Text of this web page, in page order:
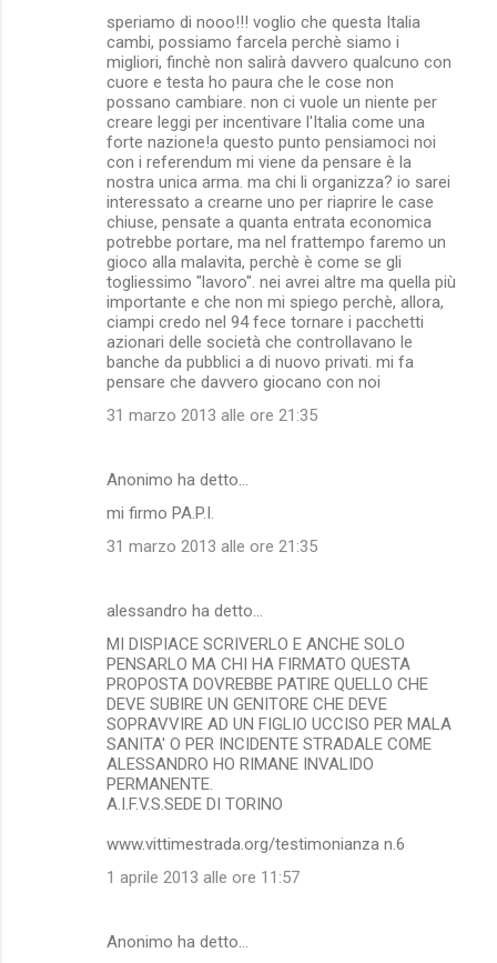
speriamo di nooo!!! voglio che questa Italia
cambi, possiamo farcela perchè siamo i
migliori, finchè non salirà davvero qualcuno con
cuore e testa ho paura che le cose non
possano cambiare. non ci vuole un niente per
creare leggi per incentivare l'Italia come una
forte nazione!a questo punto pensiamoci noi
con i referendum mi viene da pensare è la
nostra unica arma. ma chi li organizza? io sarei
interessato a crearne uno per riaprire le case
chiuse, pensate a quanta entrata economica
potrebbe portare, ma nel frattempo faremo un
gioco alla malavita, perchè è come se gli
togliessimo "lavoro". nei avrei altre ma quella più
importante e che non mi spiego perchè, allora,
ciampi credo nel 94 fece tornare i pacchetti
azionari delle società che controllavano le
banche da pubblici a di nuovo privati. mi fa
pensare che davvero giocano con noi
31 marzo 2013 alle ore 21:35
Anonimo ha detto…
mi firmo PA.P.I.
31 marzo 2013 alle ore 21:35
alessandro ha detto…
MI DISPIACE SCRIVERLO E ANCHE SOLO
PENSARLO MA CHI HA FIRMATO QUESTA
PROPOSTA DOVREBBE PATIRE QUELLO CHE
DEVE SUBIRE UN GENITORE CHE DEVE
SOPRAVVIRE AD UN FIGLIO UCCISO PER MALA
SANITA' O PER INCIDENTE STRADALE COME
ALESSANDRO HO RIMANE INVALIDO
PERMANENTE.
A.I.F.V.S.SEDE DI TORINO
www.vittimestrada.org/testimonianza n.6
1 aprile 2013 alle ore 11:57
Anonimo ha detto…